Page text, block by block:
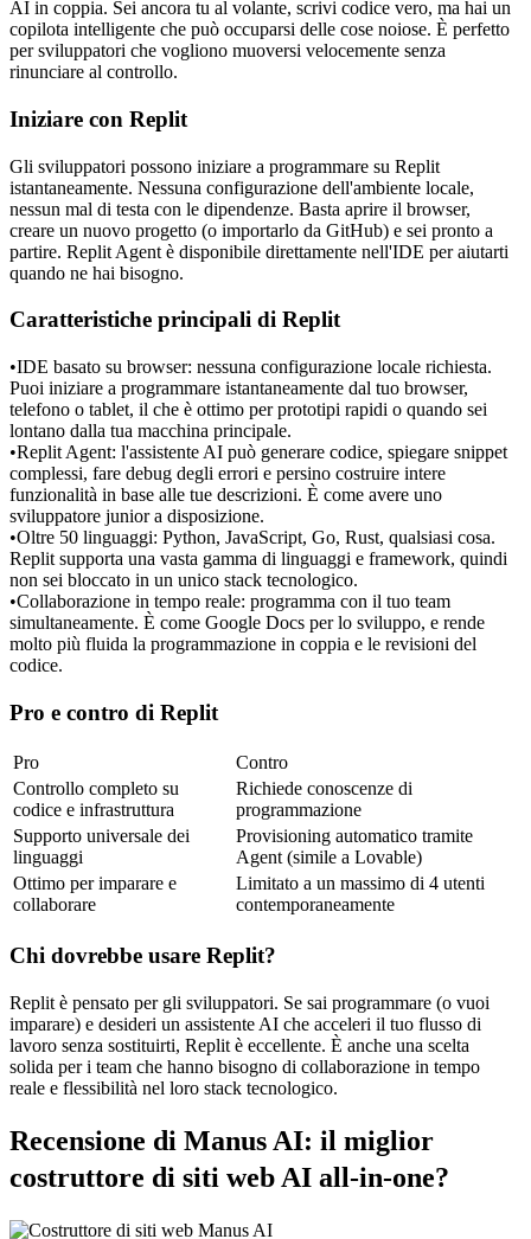
AI in coppia. Sei ancora tu al volante, scrivi codice vero, ma hai un
copilota intelligente che può occuparsi delle cose noiose. È perfetto
per sviluppatori che vogliono muoversi velocemente senza
rinunciare al controllo.
Iniziare con Replit
Gli sviluppatori possono iniziare a programmare su Replit
istantaneamente. Nessuna configurazione dell'ambiente locale,
nessun mal di testa con le dipendenze. Basta aprire il browser,
creare un nuovo progetto (o importarlo da GitHub) e sei pronto a
partire. Replit Agent è disponibile direttamente nell'IDE per aiutarti
quando ne hai bisogno.
Caratteristiche principali di Replit
•IDE basato su browser: nessuna configurazione locale richiesta.
Puoi iniziare a programmare istantaneamente dal tuo browser,
telefono o tablet, il che è ottimo per prototipi rapidi o quando sei
lontano dalla tua macchina principale.
•Replit Agent: l'assistente AI può generare codice, spiegare snippet
complessi, fare debug degli errori e persino costruire intere
funzionalità in base alle tue descrizioni. È come avere uno
sviluppatore junior a disposizione.
•Oltre 50 linguaggi: Python, JavaScript, Go, Rust, qualsiasi cosa.
Replit supporta una vasta gamma di linguaggi e framework, quindi
non sei bloccato in un unico stack tecnologico.
•Collaborazione in tempo reale: programma con il tuo team
simultaneamente. È come Google Docs per lo sviluppo, e rende
molto più fluida la programmazione in coppia e le revisioni del
codice.
Pro e contro di Replit
Pro
Contro
Controllo completo su
codice e infrastruttura
Richiede conoscenze di
programmazione
Supporto universale dei
linguaggi
Provisioning automatico tramite
Agent (simile a Lovable)
Ottimo per imparare e
collaborare
Limitato a un massimo di 4 utenti
contemporaneamente
Chi dovrebbe usare Replit?
Replit è pensato per gli sviluppatori. Se sai programmare (o vuoi
imparare) e desideri un assistente AI che acceleri il tuo flusso di
lavoro senza sostituirti, Replit è eccellente. È anche una scelta
solida per i team che hanno bisogno di collaborazione in tempo
reale e flessibilità nel loro stack tecnologico.
Recensione di Manus AI: il miglior
costruttore di siti web AI all-in-one?